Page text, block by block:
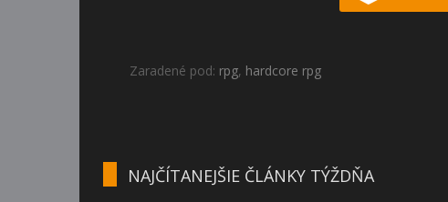
Zaradené pod: rpg, hardcore rpg
NAJČÍTANEJŠIE ČLÁNKY TÝŽDŇA